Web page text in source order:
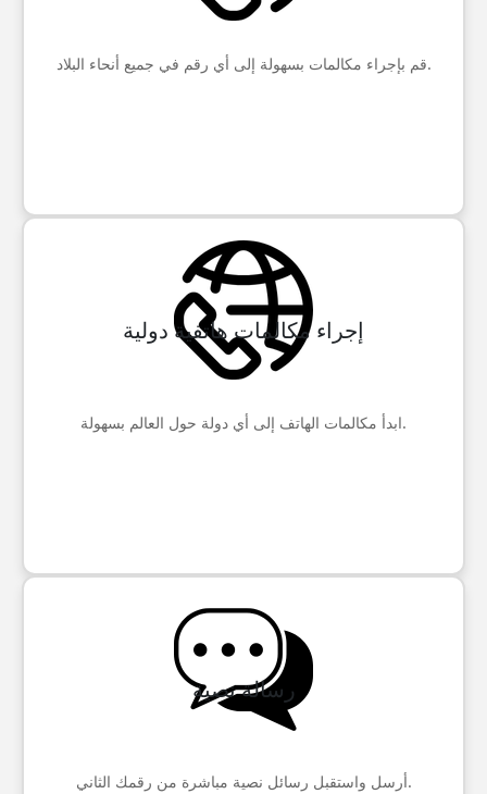
قم بإجراء مكالمات بسهولة إلى أي رقم في جميع أنحاء البلاد.
إجراء مكالمات هاتفية دولية
ابدأ مكالمات الهاتف إلى أي دولة حول العالم بسهولة.
رسالة نصية
أرسل واستقبل رسائل نصية مباشرة من رقمك الثاني.